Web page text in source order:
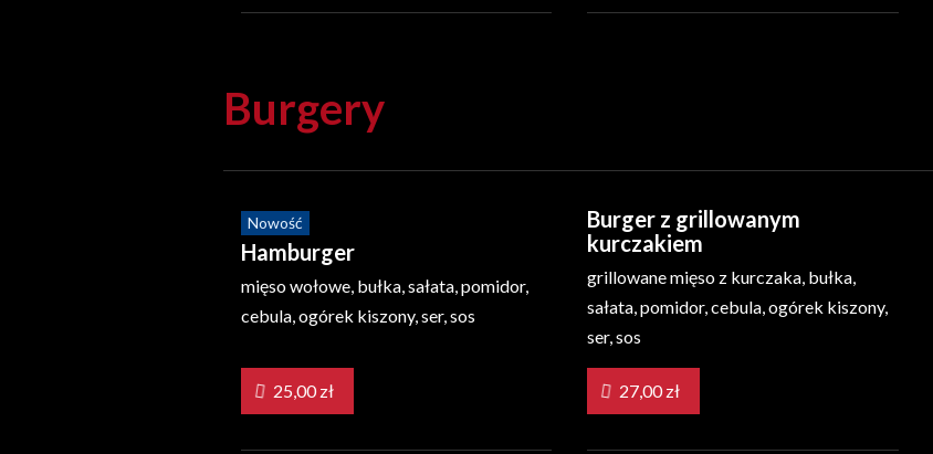
Burgery
Nowość
Hamburger
mięso wołowe, bułka, sałata, pomidor,
cebula, ogórek kiszony, ser, sos
Burger z grillowanym
kurczakiem
grillowane mięso z kurczaka, bułka,
sałata, pomidor, cebula, ogórek kiszony,
ser, sos